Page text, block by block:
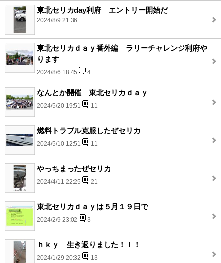
東北セリカday利府 エントリー開始だ
2024/8/9 21:36
東北セリカｄａｙ番外編 ラリーチャレンジ利府や
ります
2024/8/6 18:45 4
なんとか開催 東北セリカｄａｙ
2024/5/20 19:51 11
燃料トラブル克服したぜセリカ
2024/5/10 12:51 11
やっちまったぜセリカ
2024/4/11 22:25 21
東北セリカｄａｙは５月１９日で
2024/2/9 23:02 3
ｈｋｙ 生き返りました！！！
2024/1/29 20:32 13